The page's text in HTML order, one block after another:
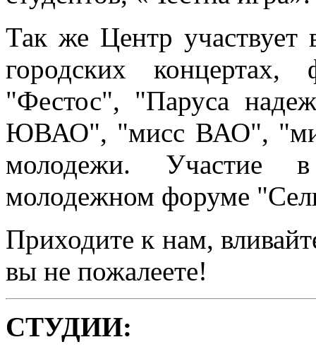
Так же Центр участвует
городских концертах,
"Фестос", "Паруса
ЮВАО", "мисс ВАО",
молодежи. Участие в
молодежном форуме
Приходите к нам,
вы не пожалеете!
СТУДИИ: